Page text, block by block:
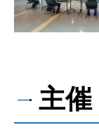
主催